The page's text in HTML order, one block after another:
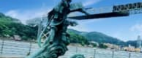
エンタメ クイズ
グルメ
住まい 教育・育児